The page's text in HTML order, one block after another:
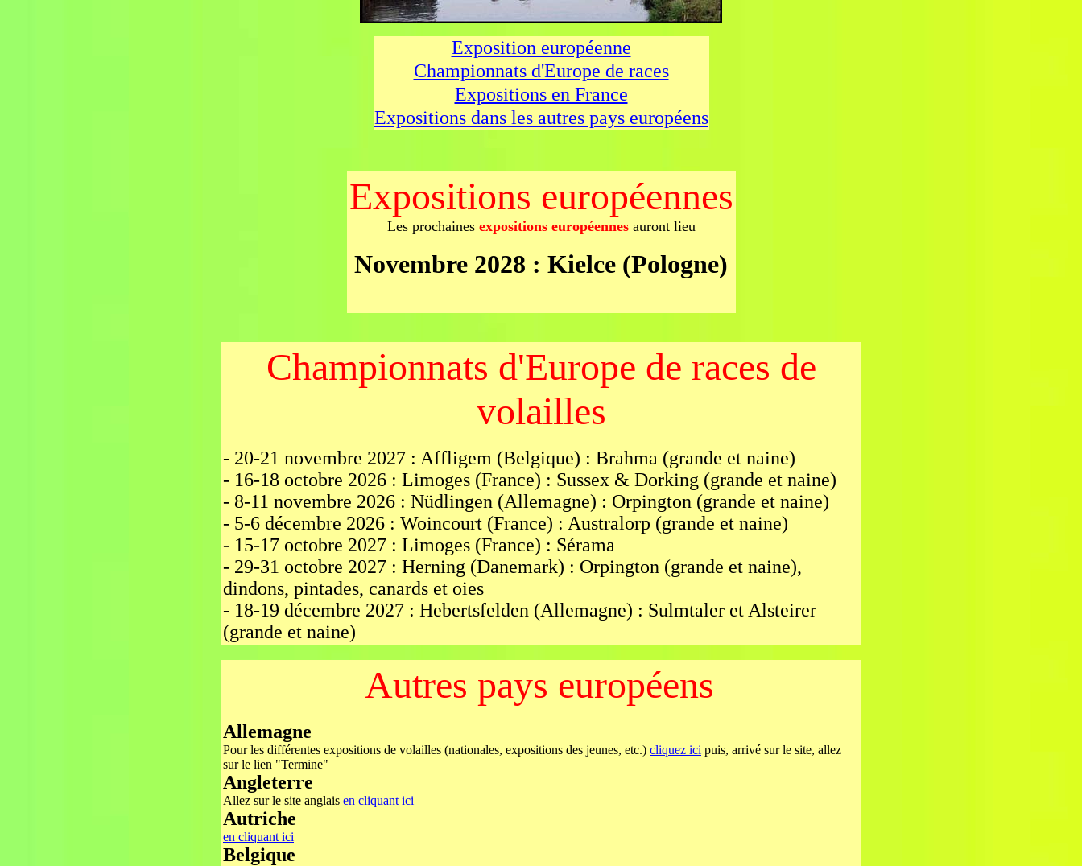
Exposition européenne
Championnats d'Europe de races
Expositions en France
Expositions dans les autres pays européens
Expositions européennes
Les prochaines expositions européennesauront lieu
Novembre 2028 : Kielce (Pologne)
Championnats d'Europe de races de
volailles
- 20-21 novembre 2027 : Affligem (Belgique) : Brahma (grande et naine)
- 16-18 octobre 2026 : Limoges (France) : Sussex & Dorking (grande et naine)
- 8-11 novembre 2026 : Nüdlingen (Allemagne) : Orpington (grande et naine)
- 5-6 décembre 2026 : Woincourt (France) : Australorp (grande et naine)
- 15-17 octobre 2027 : Limoges (France) : Sérama
- 29-31 octobre 2027 : Herning (Danemark) : Orpington (grande et naine),
dindons, pintades, canards et oies
- 18-19 décembre 2027 : Hebertsfelden (Allemagne) : Sulmtaler et Alsteirer
(grande et naine)
Autres pays européens
Allemagne
Pour les différentes expositions de volailles (nationales, expositions des jeunes, etc.) cliquez ici puis, arrivé sur le site, allez
sur le lien "Termine"
Angleterre
Allez sur le site anglais en cliquant ici
Autriche
en cliquant ici
Belgique